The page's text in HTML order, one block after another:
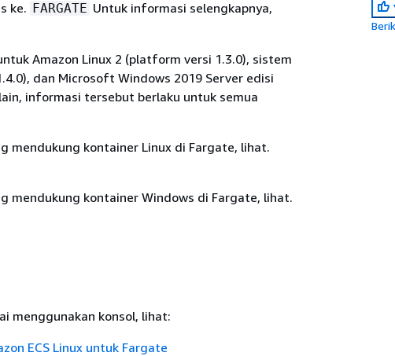
ke. FARGATE Untuk informasi selengkapnya,
Amazon Linux 2 (platform versi 1.3.0), sistem
dan Microsoft Windows 2019 Server edisi
informasi tersebut berlaku untuk semua
mendukung kontainer Linux di Fargate, lihat.
mendukung kontainer Windows di Fargate, lihat.
menggunakan konsol, lihat:
ECS Linux untuk Fargate